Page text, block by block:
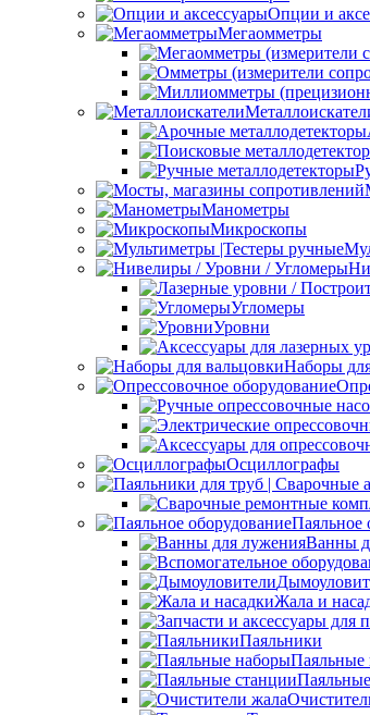
Опции и
Мегаомметры
Манометры
Микроскопы
Угломеры
Уровни
Наборы
Осциллографы
Паяльное
Ванны
Жала и
Паяльники
Паяльные